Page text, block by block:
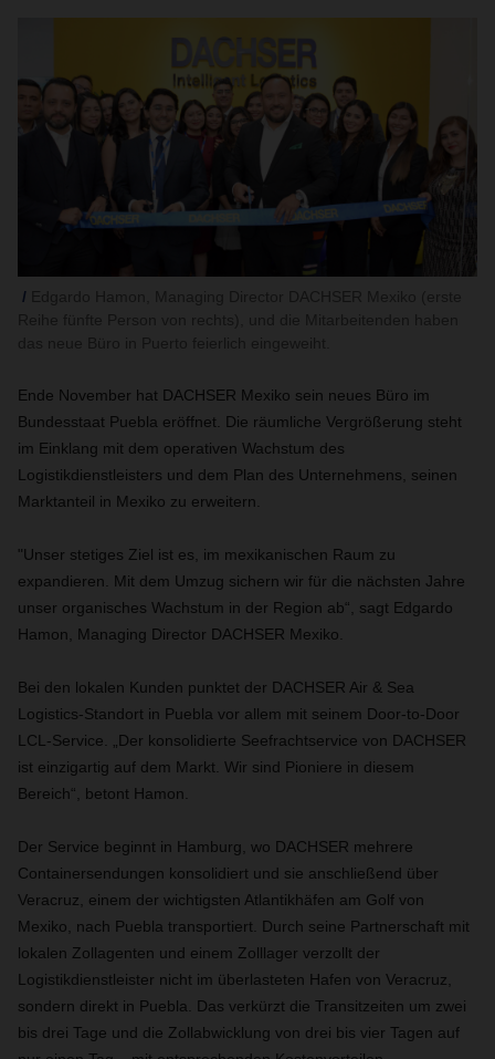
Ende November hat DACHSER Mexiko sein neues Büro im
Bundesstaat Puebla eröffnet. Die räumliche Vergrößerung steht
im Einklang mit dem operativen Wachstum des
Logistikdienstleisters und dem Plan des Unternehmens, seinen
Marktanteil in Mexiko zu erweitern.
"Unser stetiges Ziel ist es, im mexikanischen Raum zu
expandieren. Mit dem Umzug sichern wir für die nächsten Jahre
unser organisches Wachstum in der Region ab“, sagt Edgardo
Hamon, Managing Director DACHSER Mexiko.
Bei den lokalen Kunden punktet der DACHSER Air & Sea
Logistics-Standort in Puebla vor allem mit seinem Door-to-Door
LCL-Service. „Der konsolidierte Seefrachtservice von DACHSER
ist einzigartig auf dem Markt. Wir sind Pioniere in diesem
Bereich“, betont Hamon.
Der Service beginnt in Hamburg, wo DACHSER mehrere
Containersendungen konsolidiert und sie anschließend über
Veracruz, einem der wichtigsten Atlantikhäfen am Golf von
Mexiko, nach Puebla transportiert. Durch seine Partnerschaft mit
lokalen Zollagenten und einem Zolllager verzollt der
Logistikdienstleister nicht im überlasteten Hafen von Veracruz,
sondern direkt in Puebla. Das verkürzt die Transitzeiten um zwei
bis drei Tage und die Zollabwicklung von drei bis vier Tagen auf